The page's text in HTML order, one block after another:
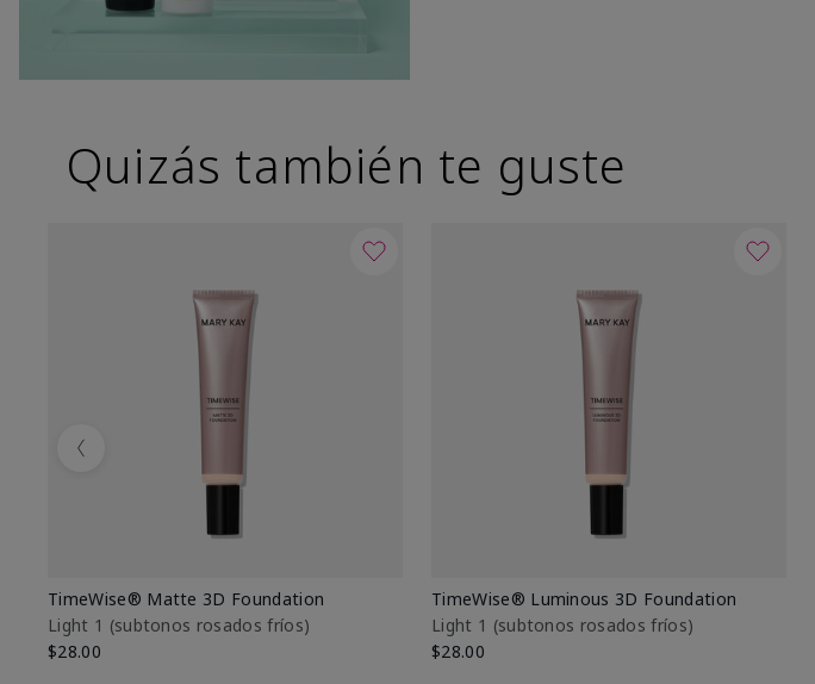
Quizás también te guste
TimeWise® Matte 3D Foundation
Light 1​ (subtonos rosados fríos)
$28.00
TimeWise® Luminous 3D Foundation
Light 1​ (subtonos rosados fríos)
$28.00
Previous